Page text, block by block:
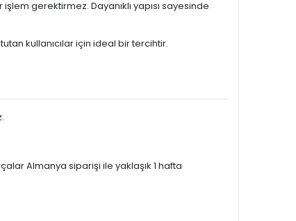
gerektirmez. Dayanıklı yapısı sayesinde
kullanıcılar için ideal bir tercihtir.
Almanya siparişi ile yaklaşık 1 hafta